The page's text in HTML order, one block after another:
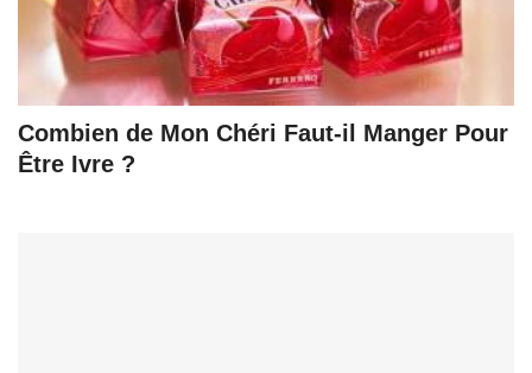
Combien de Mon Chéri Faut-il Manger Pour
Être Ivre ?